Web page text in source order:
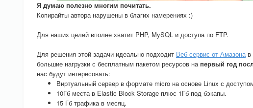
Я думаю полезно многим почитать.
Копирайты автора нарушены в благих намерениях :)
Для наших целей вполне хватит PHP, MySQL и доступа по FTP.
Для решения этой задачи идеально подходит Веб сервис от Амазонав
большие нагрузки с бесплатным пакетом ресурсов на первый год
нас будут интересовать:
Виртуальный сервер в формате micro на основе Linux с
10Гб места в Elastic Block Storage плюс 1Гб под бэкапы.
15 Гб трафика в месяц.